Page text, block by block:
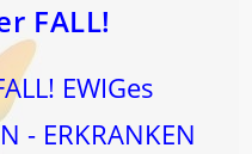
FALL!
EWIGes
- ERKRANKEN